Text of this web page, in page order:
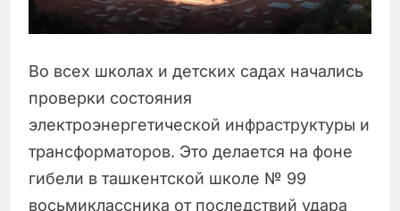
Во всех школах и детских садах начались
проверки состояния
электроэнергетической инфраструктуры и
трансформаторов. Это делается на фоне
гибели в ташкентской школе № 99
восьмиклассника от последствий удара